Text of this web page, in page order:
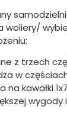
woliery/
z trzech
w
na kawałki
wygody